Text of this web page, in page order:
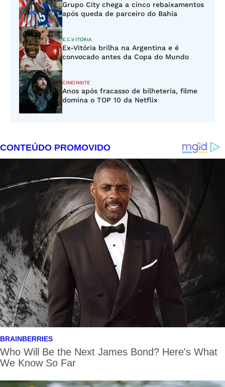
Grupo City chega a cinco rebaixamentos
após queda de parceiro do Bahia
E.C.VITÓRIA
Ex-Vitória brilha na Argentina e é
convocado antes da Copa do Mundo
CINEINSITE
Anos após fracasso de bilheteria, filme
domina o TOP 10 da Netflix